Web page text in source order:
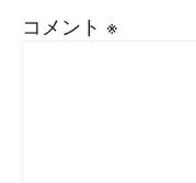
コメント ※